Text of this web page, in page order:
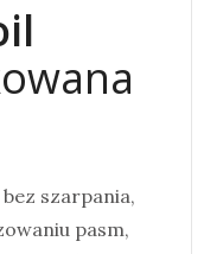
szarpania,
pasm,